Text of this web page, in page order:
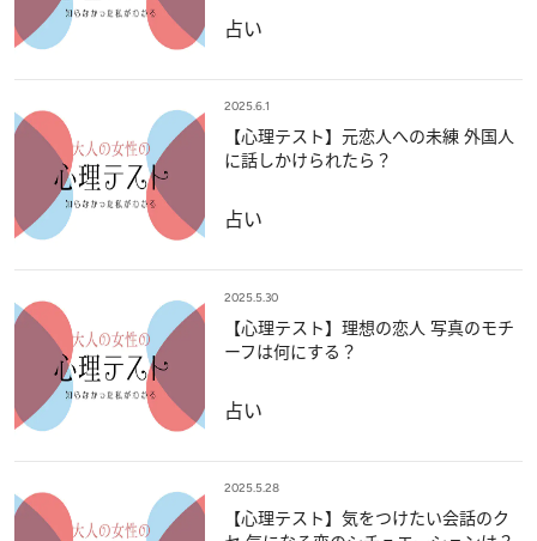
占い
2025.6.1
【心理テスト】元恋人への未練 外国人
に話しかけられたら？
占い
2025.5.30
【心理テスト】理想の恋人 写真のモチ
ーフは何にする？
占い
2025.5.28
【心理テスト】気をつけたい会話のク